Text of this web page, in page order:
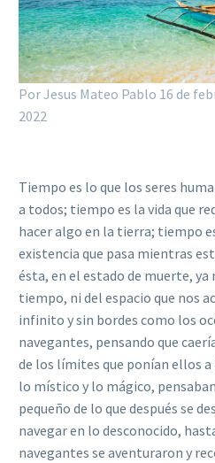
Por Jesus Mateo Pablo 16 de
2022
Tiempo es lo que los seres
a todos; tiempo es la vida que
hacer algo en la tierra; tiempo
existencia que pasa mientras
ésta, en el estado de muerte,
tiempo, ni del espacio que nos
infinito y sin bordes como los
navegantes, pensando que
de los límites que ponían ellos a
lo místico y lo mágico,
pequeño de lo que después se
navegar en lo desconocido,
navegantes se aventuraron y